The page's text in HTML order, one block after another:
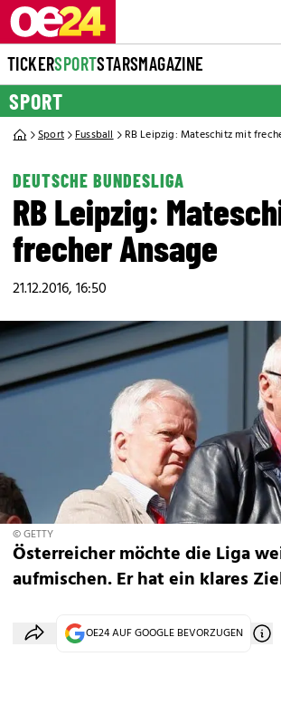
TICKERSPORTSTARSMAGAZINE
SPORT
Sport Fussball RB Leipzig: Mateschitz mit
DEUTSCHE BUNDESLIGA
RB Leipzig:
frecher Ansage
21.12.2016, 16:50
© GETTY
Österreicher möchte die Liga
aufmischen. Er hat ein klares
OE24 AUF GOOGLE BEVORZUGEN